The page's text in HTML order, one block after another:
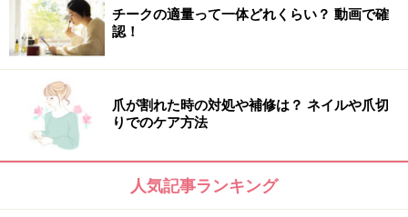
チークの適量って一体どれくらい？ 動画で確
認！
爪が割れた時の対処や補修は？ ネイルや爪切
りでのケア方法
人気記事ランキング